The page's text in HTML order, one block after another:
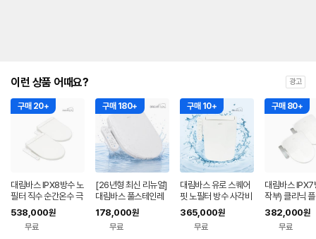
이런 상품 어때요? 광고
구매 20+
대림바스 IPX8방수 노
필터 직수 순간온수 극
초슬림 프리미엄 비데
DDS-S1900 1+1
538,000원
무료
구매 180+
[26년형 최신 리뉴얼]
대림바스 풀스테인레
스 노필터 방수비데 D
DS-S100A
178,000원
무료
구매 10+
대림바스 유로 스퀘어
핏 노필터 방수 사각비
데 DDS-S400
365,000원
무료
구매 80+
대림바스 IPX7
작부) 클리닉
노필터 방수비
-S1800 1+1
382,000원
무료